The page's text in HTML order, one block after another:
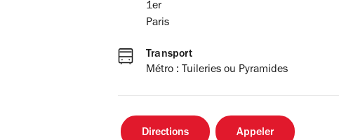
1er
Paris
Transport
Métro : Tuileries ou Pyramides
Directions Appeler